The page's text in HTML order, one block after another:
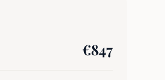
€847